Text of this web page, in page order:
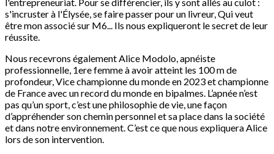
l'entrepreneuriat. Pour se différencier, ils y sont allés au culot :
s'incruster à l'Élysée, se faire passer pour un livreur, Qui veut
être mon associé sur M6... Ils nous expliqueront le secret de leur
réussite.
Nous recevrons également Alice Modolo, apnéiste
professionnelle, 1ere femme à avoir atteint les 100 m de
profondeur, Vice championne du monde en 2023 et championne
de France avec un record du monde en bipalmes. L’apnée n’est
pas qu’un sport, c’est une philosophie de vie, une façon
d’appréhender son chemin personnel et sa place dans la société
et dans notre environnement. C’est ce que nous expliquera Alice
lors de son intervention.